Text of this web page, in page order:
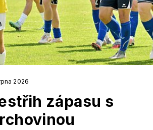
2026
zápasu s